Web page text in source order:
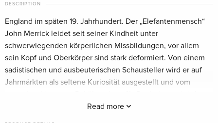
Standard edition
English · US Version
Sold out
Criterion Collection, 2 DVDs
English · US Version
Sold out
25th Anniversary Edition — (selected)
DESCRIPTION
Read more
England im späten 19. Jahrhundert. Der „Elefantenmensch“
John Merrick leidet seit seiner Kindheit unter
schwerwiegenden körperlichen Missbildungen, vor allem
sein Kopf und Oberkörper sind stark deformiert. Von einem
sadistischen und ausbeuterischen Schausteller wird er auf
Jahrmärkten als seltene Kuriosität ausgestellt und vom
Chirurg Frederick Treves auf seinen Fall aufmerksam und